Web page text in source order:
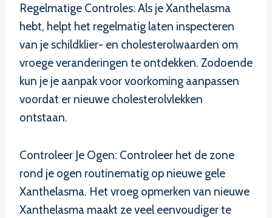
Regelmatige Controles: Als je Xanthelasma
hebt, helpt het regelmatig laten inspecteren
van je schildklier- en cholesterolwaarden om
vroege veranderingen te ontdekken. Zodoende
kun je je aanpak voor voorkoming aanpassen
voordat er nieuwe cholesterolvlekken
ontstaan.
Controleer Je Ogen: Controleer het de zone
rond je ogen routinematig op nieuwe gele
Xanthelasma. Het vroeg opmerken van nieuwe
Xanthelasma maakt ze veel eenvoudiger te